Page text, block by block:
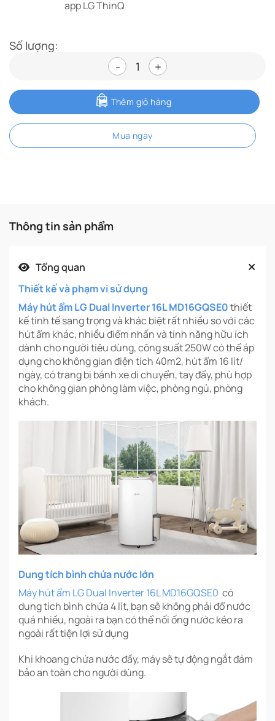
app LG ThinQ
Số lượng:
Máy hút ẩm LG Dual Inverter 16L
Thêm giỏ hàng
Mua ngay
Thông tin sản phẩm
Tổng quan
Thiết kế và phạm vi sử dụng
Máy hút ẩm LG Dual Inverter 16L MD16GQSE0thiết
kế tinh tế sang trọng và khác biệt rất nhiều so với các
hút ẩm khác, nhiều điểm nhấn và tính năng hữu ích
dành cho người tiêu dùng, công suất 250W có thể áp
dụng cho không gian điện tích 40m2, hút ẩm 16 lít/
ngày, có trang bị bánh xe di chuyển, tay đẩy, phù hợp
cho không gian phòng làm việc, phòng ngủ, phòng
khách.
Dung tích bình chứa nước lớn
Máy hút ẩm LG Dual Inverter 16L MD16GQSE0 có
dung tích bình chứa 4 lít, bạn sẽ không phải đổ nước
quá nhiều, ngoài ra bạn có thể nối ống nước kéo ra
ngoài rất tiện lợi sử dụng
Khi khoang chứa nước đầy, máy sẽ tự động ngắt đảm
bảo an toàn cho người dùng.